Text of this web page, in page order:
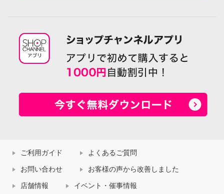
ご利用ガイド よくあるご質問
お問い合わせ お客様の声から改善しました
店舗情報 イベント・催事情報